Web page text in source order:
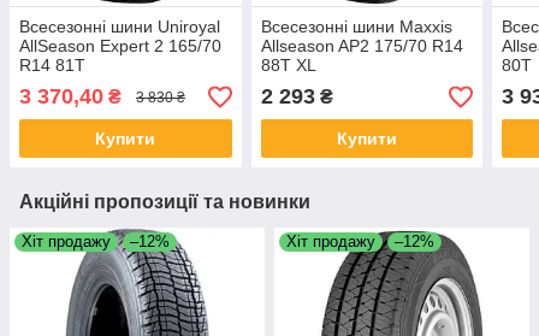
Всесезонні шини Uniroyal
AllSeason Expert 2 165/70
R14 81T
3 370,40 ₴ 3 830 ₴
Купити
Всесезонні шини Maxxis
Allseason AP2 175/70 R14
88T XL
2 293₴
Купити
80T
3
Акційні пропозиції та новинки
Хіт продажу –12% Хіт продажу –12%